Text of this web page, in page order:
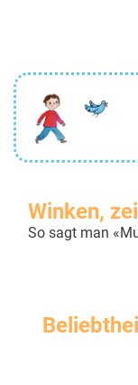
Winken,
So sagt man